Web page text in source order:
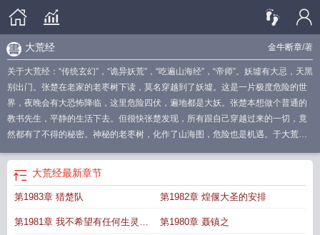
金牛断章/著
大荒经
关于大荒经：“传统玄幻”，“诡异妖荒”，“吃遍山海经”，“帝师”。妖墟有大忌，天黑
别出门。张楚在老家的老枣树下读，莫名穿越到了妖墟。这是一片极度危险的世
界，夜晚会有大恐怖降临，这里危险四伏，遍地都是大妖。张楚本想做个普通的
教书先生，平静的生活下去。但很快张楚发现，所有跟自己穿越过来的一切，竟
然都有了不得的秘密。神秘的老枣树，化作了山海图，危险也是机遇。于大荒经
经讲的是什么
大荒经百科
要记载
话故事艳鼎丹仙大荒经是山经还是海经大荒经笔趣阁无弹窗大荒经境界划
油大荒经张楚的七个境界大荒经TXT 大荒经典是一家什么公司
大荒经最新章节
第1983章 猎楚队 第1982章 煌偃大圣的安排
第1981章 我不希望有任何生灵集 第1980章 聂镇之